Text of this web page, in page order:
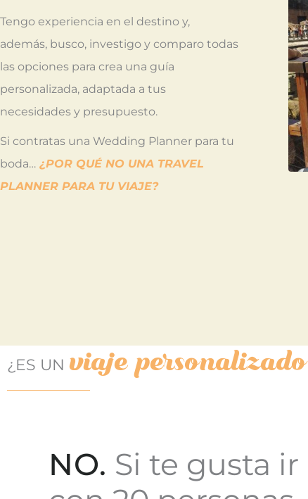
Tengo experiencia en el destino y,
además, busco, investigo y comparo todas
las opciones para crea una guía
personalizada, adaptada a tus
necesidades y presupuesto.
Si contratas una Wedding Planner para tu
boda… ¿POR QUÉ NO UNA TRAVEL
PLANNER PARA TU VIAJE?
¿ES UN viaje personalizado
NO. Si te gusta ir